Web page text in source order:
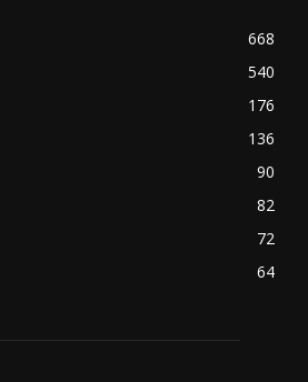
668
540
176
136
90
82
72
64